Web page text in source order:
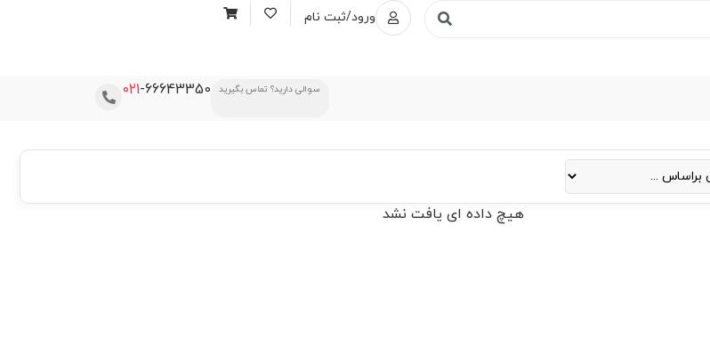
ورود/ثبت نام
سوالی دارید؟ تماس بگیرید 021-66643350
هیچ داده ای یافت نشد